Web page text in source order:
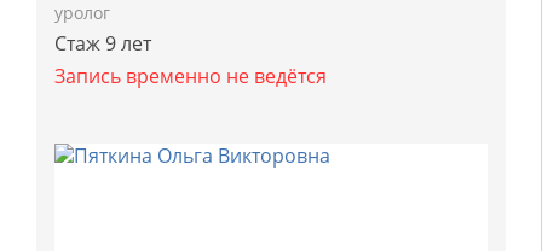
уролог
Стаж 9 лет
Запись временно не ведётся